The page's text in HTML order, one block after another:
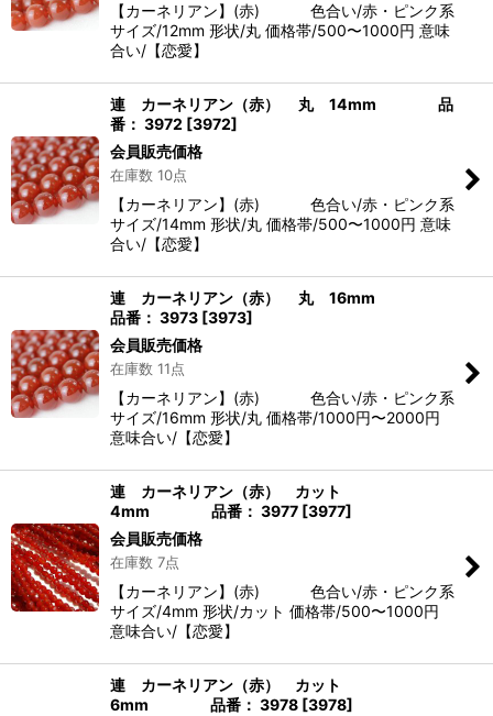
【カーネリアン】(赤) 色合い/赤・ピンク系
サイズ/12mm 形状/丸 価格帯/500〜1000円 意味
合い/【恋愛】
連 カーネリアン（赤） 丸 14mm 品
番： 3972 [3972]
会員販売価格
在庫数 10点
【カーネリアン】(赤) 色合い/赤・ピンク系
サイズ/14mm 形状/丸 価格帯/500〜1000円 意味
合い/【恋愛】
連 カーネリアン（赤） 丸 16mm
品番： 3973 [3973]
会員販売価格
在庫数 11点
【カーネリアン】(赤) 色合い/赤・ピンク系
サイズ/16mm 形状/丸 価格帯/1000円〜2000円
意味合い/【恋愛】
連 カーネリアン（赤） カット
4mm 品番： 3977 [3977]
会員販売価格
在庫数 7点
【カーネリアン】(赤) 色合い/赤・ピンク系
サイズ/4mm 形状/カット 価格帯/500〜1000円
意味合い/【恋愛】
連 カーネリアン（赤） カット
6mm 品番： 3978 [3978]